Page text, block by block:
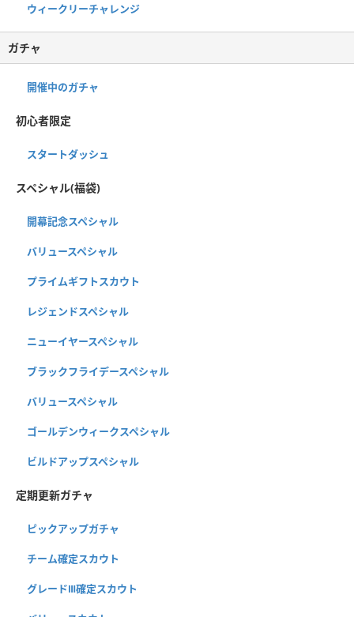
ウィークリーチャレンジ
ガチャ
開催中のガチャ
初心者限定
スタートダッシュ
スペシャル(福袋)
開幕記念スペシャル
バリュースペシャル
プライムギフトスカウト
レジェンドスペシャル
ニューイヤースペシャル
ブラックフライデースペシャル
バリュースペシャル
ゴールデンウィークスペシャル
ビルドアップスペシャル
定期更新ガチャ
ピックアップガチャ
チーム確定スカウト
グレードⅢ確定スカウト